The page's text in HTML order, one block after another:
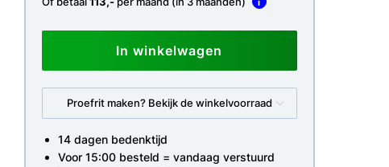
i
In winkelwagen
Proefrit maken? Bekijk de winkelvoorraad
14 dagen bedenktijd
Voor 15:00 besteld = vandaag verstuurd